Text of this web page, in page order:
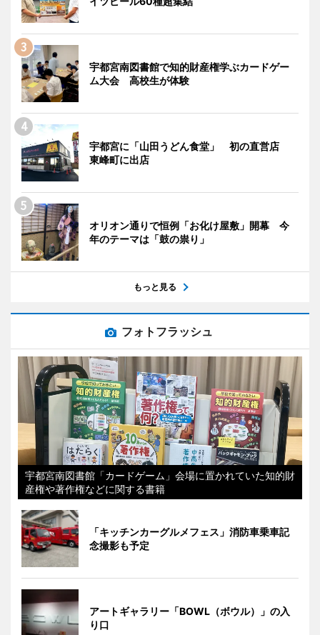
宇都宮南図書館で知的財産権学ぶカードゲー
ム大会 高校生が体験
宇都宮に「山田うどん食堂」 初の直営店
東峰町に出店
オリオン通りで恒例「お化け屋敷」開幕 今
年のテーマは「鼓の祟り」
もっと見る
フォトフラッシュ
宇都宮南図書館「カードゲーム」会場に置かれていた知的財
産権や著作権などに関する書籍
「キッチンカーグルメフェス」消防車乗車記
念撮影も予定
アートギャラリー「BOWL（ボウル）」の入
り口